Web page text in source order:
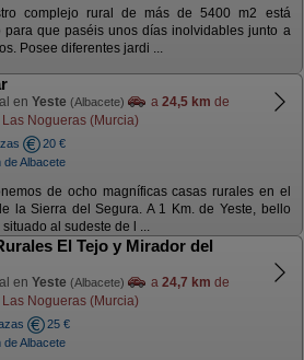
complejo rural de más de 5400 m2 está
para que paséis unos días inolvidables junto a
Posee diferentes jardi ...
en Yeste (Albacete) a 24,5 km de
Nogueras (Murcia)
20 €
de Albacete
de ocho magníficas casas rurales en el
la Sierra del Segura. A 1 Km. de Yeste, bello
al sudeste de l ...
El Tejo y Mirador del
en Yeste (Albacete) a 24,7 km de
Nogueras (Murcia)
25 €
de Albacete